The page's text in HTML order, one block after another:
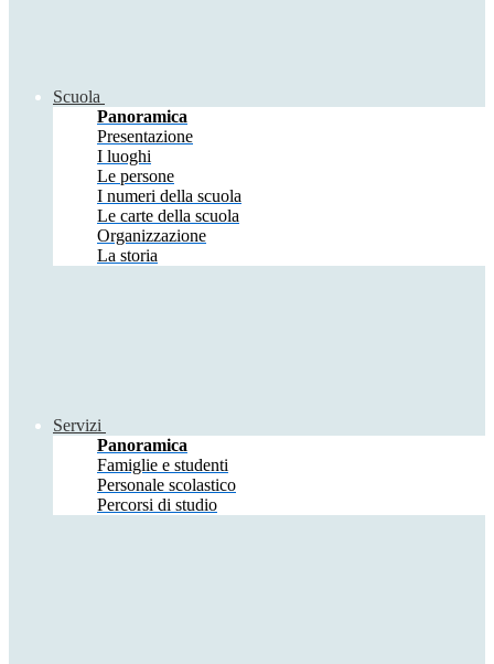
Scuola
Panoramica
Presentazione
I luoghi
Le persone
I numeri della scuola
Le carte della scuola
Organizzazione
La storia
Servizi
Panoramica
Famiglie e studenti
Personale scolastico
Percorsi di studio